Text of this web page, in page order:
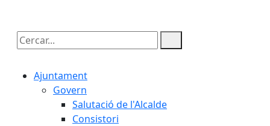
Cercar:
Ajuntament
Govern
Salutació de l'Alcalde
Consistori